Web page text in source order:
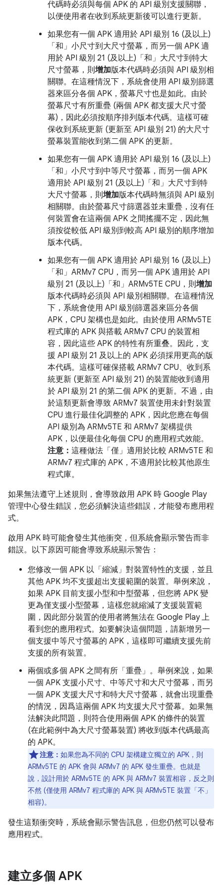
代碼時必須與每個 APK 的 API 級別支援關聯，
以便使用者在收到系統更新後可以進行更新。
如果您有一個 APK 適用於 API 級別 16 (及以上)
「和」 小尺寸到大尺寸螢幕，而另一個 APK 適
用於 API 級別 21 (及以上)「和」 大尺寸到特大
尺寸螢幕，則增加版本代碼時必須與 API 級別相
關聯。在這種情況下，系統會使用 API 級別篩選
器來區分各個 APK，螢幕尺寸也是如此。由於
螢幕尺寸有所重疊 (兩個 APK 都支援大尺寸螢
幕)，因此必須按順序排列版本代碼。這樣可確
保收到系統更新 (更新至 API 級別 21) 的大尺寸
螢幕裝置能收到第二個 APK 的更新。
如果您有一個 APK 適用於 API 級別 16 (及以上)
「和」 小尺寸到中等尺寸螢幕，而另一個 APK
適用於 API 級別 21 (及以上)「和」 大尺寸到特
大尺寸螢幕，則增加版本代碼時無須與 API 級別
相關聯。由於螢幕尺寸篩選器並未重疊，沒有任
何裝置會在這兩個 APK 之間搖擺不定，因此無
須按從較低 API 級別到較高 API 級別的順序增加
版本代碼。
如果您有一個 APK 適用於 API 級別 16 (及以上)
「和」 ARMv7 CPU，而另一個 APK 適用於 API
級別 21 (及以上)「和」 ARMv5TE CPU，則增加
版本代碼時必須與 API 級別相關聯。在這種情況
下，系統會使用 API 級別篩選器來區分各個
APK，CPU 架構也是如此。由於使用 ARMv5TE
程式庫的 APK 與搭載 ARMv7 CPU 的裝置相
容，因此這些 APK 的特性有所重叠。因此，支
援 API 級別 21 及以上的 APK 必須採用更高的版
本代碼。這樣可確保搭載 ARMv7 CPU、收到系
統更新 (更新至 API 級別 21) 的裝置能收到適用
於 API 級別 21 的第二個 APK 的更新。不過，由
於這類更新會導致 ARMv7 裝置使用未針對裝置
CPU 進行最佳化調整的 APK，因此您應在每個
API 級別為 ARMv5TE 和 ARMv7 架構提供
APK，以便最佳化每個 CPU 的應用程式效能。
注意： 這種做法「僅」 適用於比較 ARMv5TE 和
ARMv7 程式庫的 APK，不適用於比較其他原生
程式庫。
如果無法遵守上述規則，會導致啟用 APK 時 Google Play
管理中心發生錯誤，您必須解決這些錯誤，才能發布應用程
式。
啟用 APK 時可能會發生其他衝突，但系統會顯示警告而非
錯誤。以下原因可能會導致系統顯示警告：
您修改一個 APK 以「縮減」對裝置特性的支援，並且
其他 APK 均不支援超出支援範圍的裝置。舉例來說，
如果 APK 目前支援小型和中型螢幕，但您將 APK 變
更為僅支援小型螢幕，這樣您就縮減了支援裝置範
圍，因此部分裝置的使用者將無法在 Google Play 上
看到您的應用程式。如要解決這個問題，請新增另一
個支援中等尺寸螢幕的 APK，這樣即可繼續支援先前
支援的所有裝置。
兩個或多個 APK 之間有所「重疊」。舉例來說，如果
一個 APK 支援小尺寸、中等尺寸和大尺寸螢幕，而另
一個 APK 支援大尺寸和特大尺寸螢幕，就會出現重疊
的情況，因爲這兩個 APK 均支援大尺寸螢幕。如果無
法解決此問題，則符合使用兩個 APK 的條件的裝置
(在此範例中為大尺寸螢幕裝置) 將收到版本代碼最高
的 APK。
注意： 如果您為不同的 CPU 架構建立獨立的 APK，則
ARMv5TE 的 APK 會與 ARMv7 的 APK 發生重疊。也就是
說，設計用於 ARMv5TE 的 APK 與 ARMv7 裝置相容，反之則
不然 (僅使用 ARMv7 程式庫的 APK 與 ARMv5TE 裝置「不」
相容)。
發生這類衝突時，系統會顯示警告訊息，但您仍然可以發布
應用程式。
建立多個 APK